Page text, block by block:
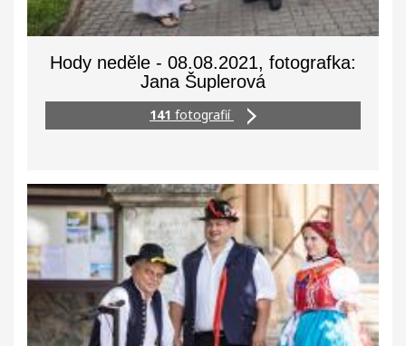
Hody neděle - 08.08.2021, fotografka:
Jana Šuplerová
141 fotografií